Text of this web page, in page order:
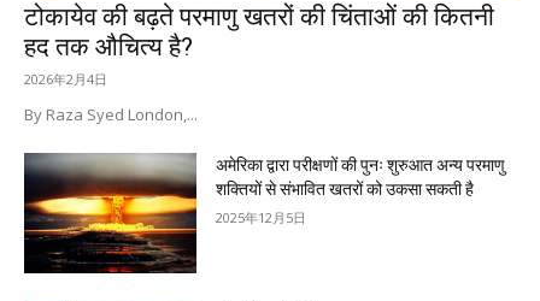
टोकायेव की बढ़ते परमाणु खतरों की चिंताओं की कितनी
हद तक औचित्य है?
2026年2月4日
By Raza Syed London,...
अमेरिका द्वारा परीक्षणों की पुनः शुरुआत अन्य परमाणु
शक्तियों से संभावित खतरों को उकसा सकती है
2025年12月5日